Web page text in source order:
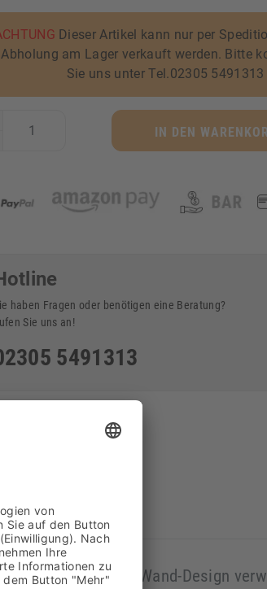
Dieser Artikel kann nur per
Abholung am Lager verkauft werden. Bitte
Sie uns unter Tel.02305 5491313
IN DEN
haben Fragen oder benötigen eine Beratung?
Sie uns an!
5491313
Aussenbereich als Wand-Design